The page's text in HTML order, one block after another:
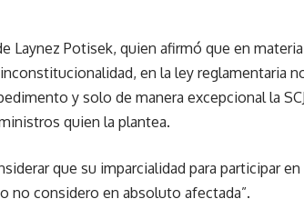
Laynez Potisek, quien afirmó que en
en la ley reglamentaria
y solo de manera excepcional la
quien la plantea.
que su imparcialidad para participar
no considero en absoluto afectada”.